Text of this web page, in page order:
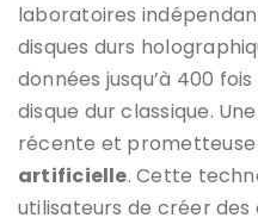
laboratoires
disques durs
données jusqu’à 400
disque dur classique.
récente et prometteuse
artificielle. Cette
utilisateurs de créer